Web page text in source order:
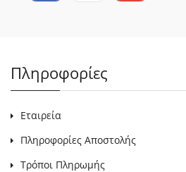
Πληροφορίες
Εταιρεία
Πληροφορίες Αποστολής
Τρόποι Πληρωμής